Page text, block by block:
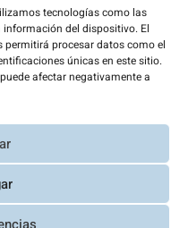
tecnologías como las
del dispositivo. El
procesar datos como el
únicas en este sitio.
afectar negativamente a
Izda. 28003
por energías